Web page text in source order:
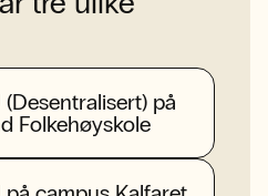
på
Folkehøyskole